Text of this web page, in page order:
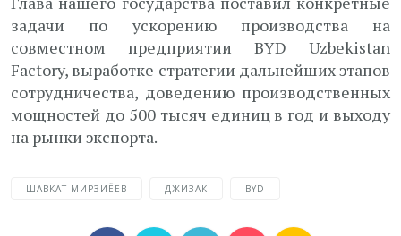
задачи по ускорению производства на
совместном предприятии BYD Uzbekistan
Factory, выработке стратегии дальнейших этапов
сотрудничества, доведению производственных
мощностей до 500 тысяч единиц в год и выходу
на рынки экспорта.
ШАВКАТ МИРЗИЁЕВ ДЖИЗАК BYD